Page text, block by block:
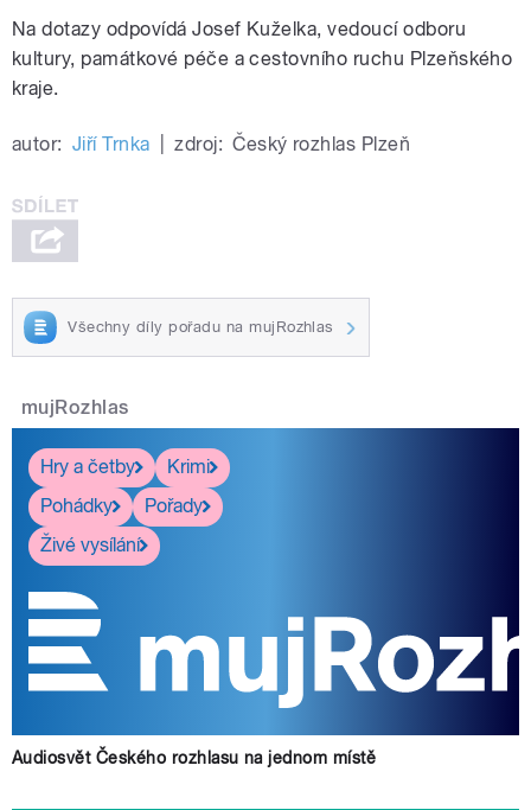
Na dotazy odpovídá Josef Kuželka, vedoucí odboru
kultury, památkové péče a cestovního ruchu Plzeňského
kraje.
autor: Jiří Trnka zdroj: Český rozhlas Plzeň
Všechny díly pořadu na mujRozhlas
mujRozhlas
Hry a četby
Krimi
Pohádky
Pořady
Živé vysílání
Audiosvět Českého rozhlasu na jednom místě